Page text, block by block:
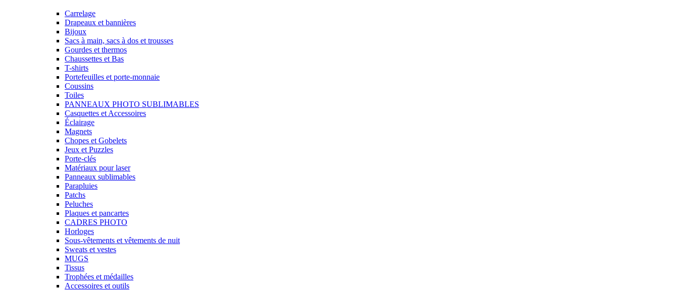
Carrelage
Drapeaux et bannières
Bijoux
Sacs à main, sacs à dos et trousses
Gourdes et thermos
Chaussettes et Bas
T-shirts
Portefeuilles et porte-monnaie
Coussins
Toiles
PANNEAUX PHOTO SUBLIMABLES
Casquettes et Accessoires
Éclairage
Magnets
Chopes et Gobelets
Jeux et Puzzles
Porte-clés
Matériaux pour laser
Panneaux sublimables
Parapluies
Patchs
Peluches
Plaques et pancartes
CADRES PHOTO
Horloges
Sous-vêtements et vêtements de nuit
Sweats et vestes
MUGS
Tissus
Trophées et médailles
Accessoires et outils